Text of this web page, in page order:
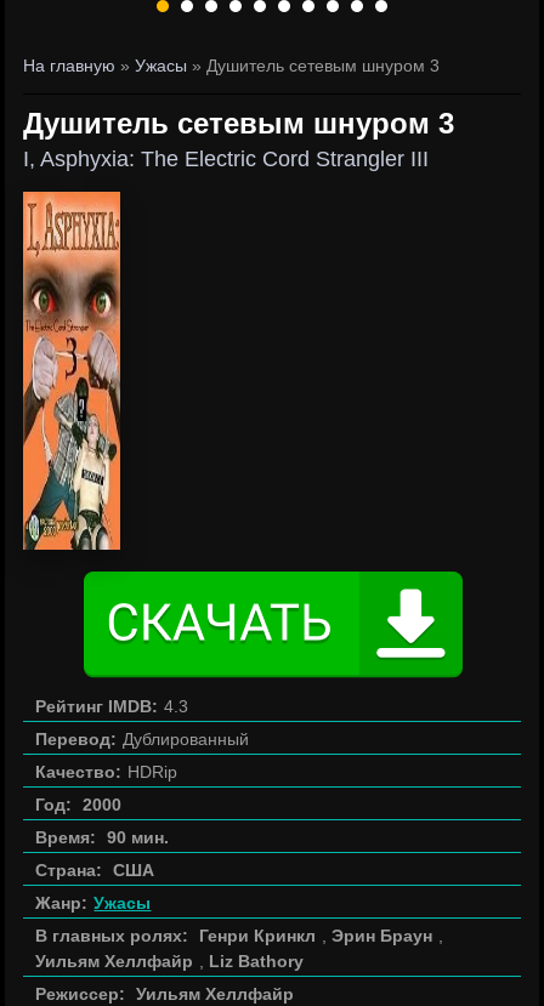
На главную »Ужасы » Душитель сетевым шнуром 3
Душитель сетевым шнуром 3
I, Asphyxia: The Electric Cord Strangler III
Рейтинг IMDB: 4.3
Перевод: Дублированный
Качество: HDRip
Год:
2000
Время:
90 мин.
Страна:
США
Жанр: Ужасы
В главных ролях:
Генри Кринкл ,Эрин Браун
Уильям Хеллфайр
Liz Bathory
Режиссер:
Уильям Хеллфайр